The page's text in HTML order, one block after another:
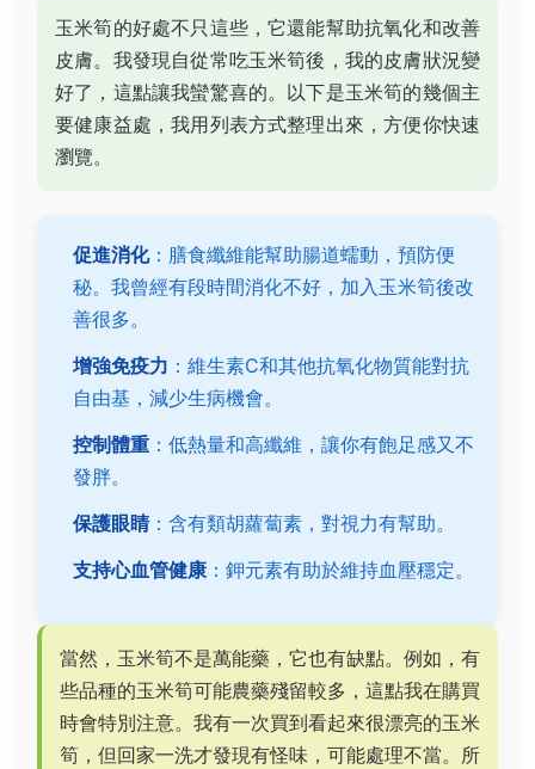
玉米筍的好處不只這些，它還能幫助抗氧化和改善
皮膚。我發現自從常吃玉米筍後，我的皮膚狀況變
好了，這點讓我蠻驚喜的。以下是玉米筍的幾個主
要健康益處，我用列表方式整理出來，方便你快速
瀏覽。
促進消化：膳食纖維能幫助腸道蠕動，預防便
秘。我曾經有段時間消化不好，加入玉米筍後改
善很多。
增強免疫力 ：維生素C和其他抗氧化物質能對抗
自由基，減少生病機會。
控制體重 ：低熱量和高纖維，讓你有飽足感又不
發胖。
保護眼睛：含有類胡蘿蔔素，對視力有幫助。
支持心血管健康 ：鉀元素有助於維持血壓穩定。
當然，玉米筍不是萬能藥，它也有缺點。例如，有
些品種的玉米筍可能農藥殘留較多，這點我在購買
時會特別注意。我有一次買到看起來很漂亮的玉米
筍，但回家一洗才發現有怪味，可能處理不當。所